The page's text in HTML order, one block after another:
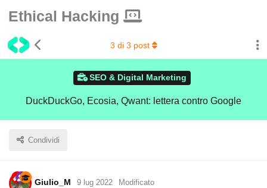
Ethical Hacking
SEO & Digital Marketing
DuckDuckGo, Ecosia, Qwant: lettera contro Google
Condividi
3 di 3 post
Giulio_M 9 lug 2022 Modificato